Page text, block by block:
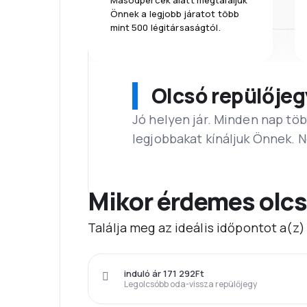
Önnek a legjobb járatot több
mint 500 légitársaságtól.
Olcsó
Jó helyen jár. Minden nap
legjobbakat kínáljuk Önnek.
Mikor érdemes
Találja meg az ideális időpontot
Legolcsóbb oda-vissza repülőjegy
induló ár 171 292Ft